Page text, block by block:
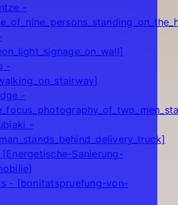
-
-
-
-
Sanierung-
- [bonitatspruefung-von-